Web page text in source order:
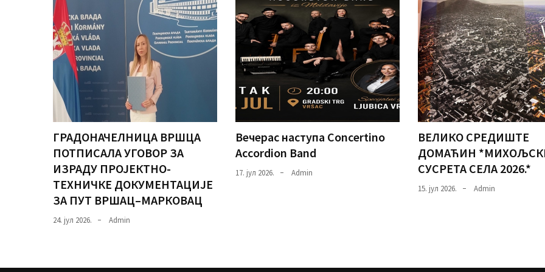
ГРАДОНАЧЕЛНИЦА ВРШЦА
ПОТПИСАЛА УГОВОР ЗА
ИЗРАДУ ПРОЈЕКТНО-
ТЕХНИЧКЕ ДОКУМЕНТАЦИЈЕ
ЗА ПУТ ВРШАЦ–МАРКОВАЦ
24. јул 2026. Admin
Вечерас наступа Concertino
Accordion Band
17. јул 2026. Admin
ВЕЛИКО СРЕДИШТЕ
ДОМАЋИН
СУСРЕТА СЕЛА 2026.*
15. јул 2026. Admin